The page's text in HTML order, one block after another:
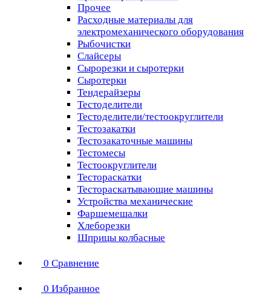
Прочее
Расходные материалы для
электромеханического оборудования
Рыбочистки
Слайсеры
Сырорезки и сыротерки
Сыротерки
Тендерайзеры
Тестоделители
Тестоделители/тестоокруглители
Тестозакатки
Тестозакаточные машины
Тестомесы
Тестоокруглители
Тестораскатки
Тестораскатывающие машины
Устройства механические
Фаршемешалки
Хлеборезки
Шприцы колбасные
0 Сравнение
0 Избранное